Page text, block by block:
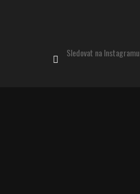
Sledovat na Instagramu